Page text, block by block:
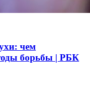
чем
борьбы | РБК